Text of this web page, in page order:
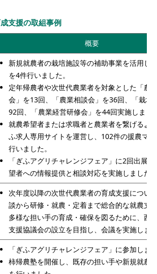
支援の取組事例
概要
新規就農者の栽培施設等の補助事業を活用し
を4件行いました。
定年帰農者や次世代農業者を対象とした「農
会」を13回、「農業相談会」を36回、「栽培
92回、「農業経営研修会」を44回実施しまし
就農希望者または求職者と農業者を繋げるよ
ふ求人専用サイトを運営し、102件の援農マ
行いました。
「ぎふアグリチャレンジフェア」に2回出展
望者への情報提供と相談対応を実施しました
次年度以降の次世代農業者の育成支援につい
談から研修・就農・定着まで総合的な就農支
多様な担い手の育成・確保を図るために、西
支援協議会の設立を目指し、会議を実施しま
「ぎふアグリチャレンジフェア」に参加しま
柿帰農塾を開催し、既存の担い手や新規就農